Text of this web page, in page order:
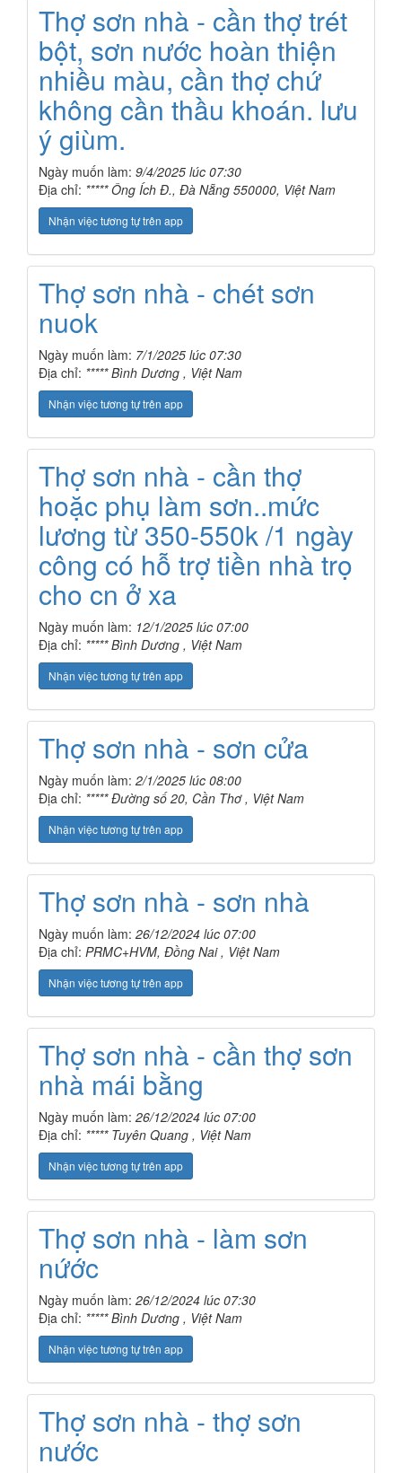
Thợ sơn nhà - cần thợ trét
bột, sơn nước hoàn thiện
nhiều màu, cần thợ chứ
không cần thầu khoán. lưu
ý giùm.
Ngày muốn làm: 9/4/2025 lúc 07:30
Địa chỉ: ***** Ông Ích Đ., Đà Nẵng 550000, Việt Nam
Nhận việc tương tự trên app
Thợ sơn nhà - chét sơn
nuok
Ngày muốn làm: 7/1/2025 lúc 07:30
Địa chỉ: ***** Bình Dương , Việt Nam
Nhận việc tương tự trên app
Thợ sơn nhà - cần thợ
hoặc phụ làm sơn..mức
lương từ 350-550k /1 ngày
công có hỗ trợ tiền nhà trọ
cho cn ở xa
Ngày muốn làm: 12/1/2025 lúc 07:00
Địa chỉ: ***** Bình Dương , Việt Nam
Nhận việc tương tự trên app
Thợ sơn nhà - sơn cửa
Ngày muốn làm: 2/1/2025 lúc 08:00
Địa chỉ: ***** Đường số 20, Cần Thơ , Việt Nam
Nhận việc tương tự trên app
Thợ sơn nhà - sơn nhà
Ngày muốn làm: 26/12/2024 lúc 07:00
Địa chỉ: PRMC+HVM, Đồng Nai , Việt Nam
Nhận việc tương tự trên app
Thợ sơn nhà - cần thợ sơn
nhà mái bằng
Ngày muốn làm: 26/12/2024 lúc 07:00
Địa chỉ: ***** Tuyên Quang , Việt Nam
Nhận việc tương tự trên app
Thợ sơn nhà - làm sơn
nứớc
Ngày muốn làm: 26/12/2024 lúc 07:30
Địa chỉ: ***** Bình Dương , Việt Nam
Nhận việc tương tự trên app
Thợ sơn nhà - thợ sơn
nước